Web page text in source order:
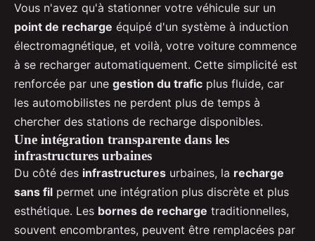
Vous n'avez qu'à stationner votre véhicule sur un
point de recharge équipé d'un système à induction
électromagnétique, et voilà, votre voiture commence
à se recharger automatiquement. Cette simplicité est
renforcée par une gestion du trafic plus fluide, car
les automobilistes ne perdent plus de temps à
chercher des stations de recharge disponibles.
Une intégration transparente dans les
infrastructures urbaines
Du côté des infrastructures urbaines, la recharge
sans fil permet une intégration plus discrète et plus
esthétique. Les bornes de recharge traditionnelles,
souvent encombrantes, peuvent être remplacées par